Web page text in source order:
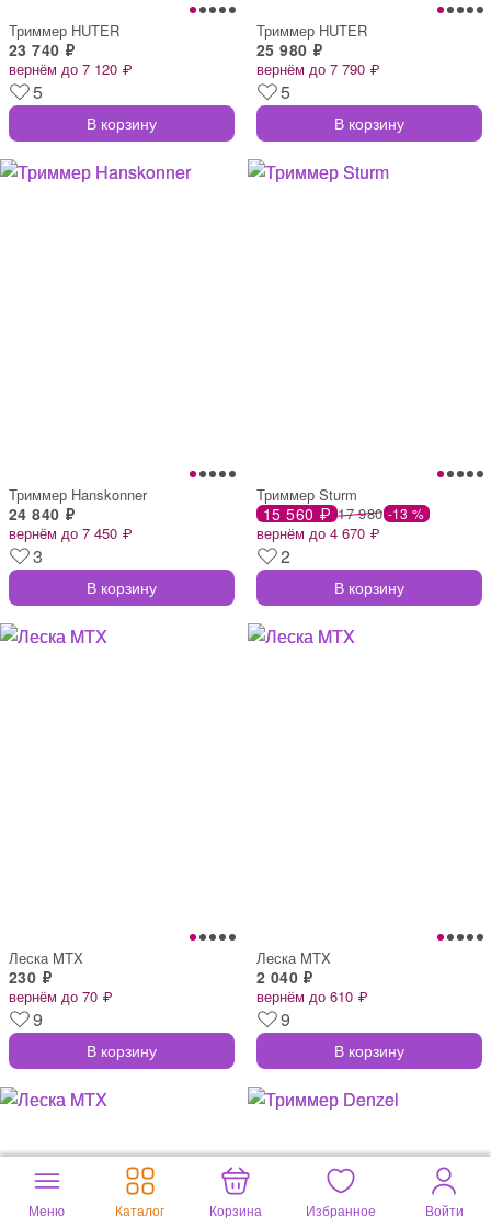
Триммер HUTER
23 740 ₽
вернём до 7 120 ₽
5
В корзину
Триммер HUTER
25 980 ₽
вернём до 7 790 ₽
5
В корзину
Триммер Hanskonner
24 840 ₽
вернём до 7 450 ₽
3
В корзину
Триммер Sturm
15 560 ₽ 17 980 -13 %
вернём до 4 670 ₽
2
В корзину
Леска MTX
230 ₽
вернём до 70 ₽
9
В корзину
Леска MTX
2 040 ₽
вернём до 610 ₽
9
В корзину
Меню Каталог Корзина Избранное Войти